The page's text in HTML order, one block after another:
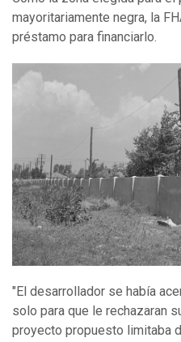
mayoritariamente negra, la
préstamo para financiarlo.
"El desarrollador se había
solo para que le rechazaran
proyecto propuesto limitaba